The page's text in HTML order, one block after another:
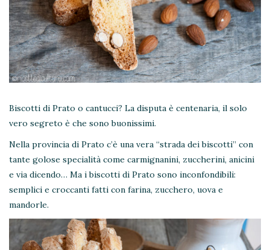
Biscotti di Prato o cantucci? La disputa è centenaria, il solo
vero segreto è che sono buonissimi.
Nella provincia di Prato c’è una vera “strada dei biscotti” con
tante golose specialità come carmignanini, zuccherini, anicini
e via dicendo… Ma i biscotti di Prato sono inconfondibili:
semplici e croccanti fatti con farina, zucchero, uova e
mandorle.